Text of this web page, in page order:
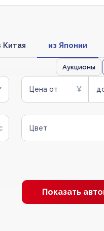
Китая из Японии
Аукционы
Цена от
Цвет
Показать